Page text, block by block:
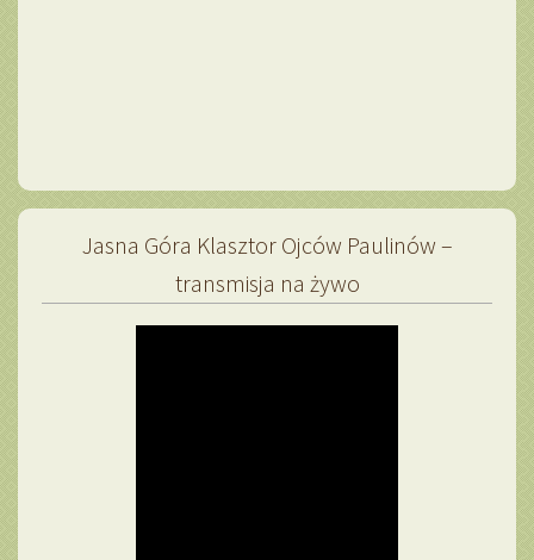
Jasna Góra Klasztor Ojców Paulinów –
transmisja na żywo